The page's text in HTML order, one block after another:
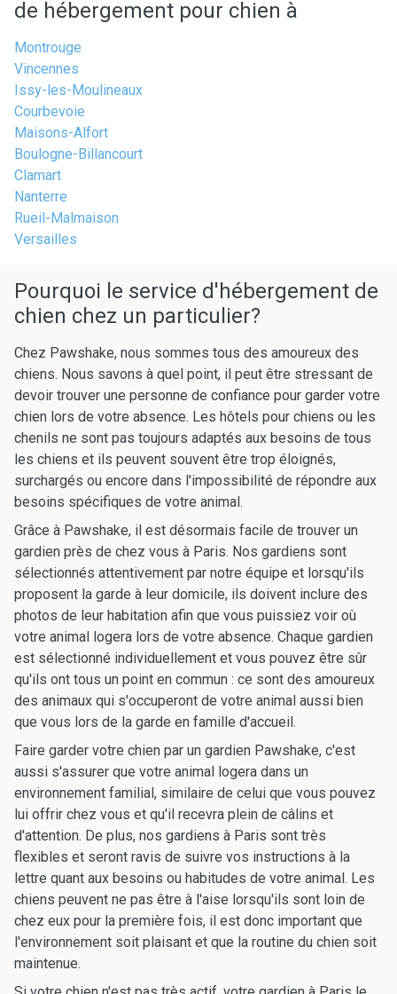
de hébergement pour chien à
Montrouge
Vincennes
Issy-les-Moulineaux
Courbevoie
Maisons-Alfort
Boulogne-Billancourt
Clamart
Nanterre
Rueil-Malmaison
Versailles
Pourquoi le service d'hébergement de
chien chez un particulier?
Chez Pawshake, nous sommes tous des amoureux des
chiens. Nous savons à quel point, il peut être stressant de
devoir trouver une personne de confiance pour garder votre
chien lors de votre absence. Les hôtels pour chiens ou les
chenils ne sont pas toujours adaptés aux besoins de tous
les chiens et ils peuvent souvent être trop éloignés,
surchargés ou encore dans l'impossibilité de répondre aux
besoins spécifiques de votre animal.
Grâce à Pawshake, il est désormais facile de trouver un
gardien près de chez vous à Paris. Nos gardiens sont
sélectionnés attentivement par notre équipe et lorsqu'ils
proposent la garde à leur domicile, ils doivent inclure des
photos de leur habitation afin que vous puissiez voir où
votre animal logera lors de votre absence. Chaque gardien
est sélectionné individuellement et vous pouvez être sûr
qu'ils ont tous un point en commun : ce sont des amoureux
des animaux qui s'occuperont de votre animal aussi bien
que vous lors de la garde en famille d'accueil.
Faire garder votre chien par un gardien Pawshake, c'est
aussi s'assurer que votre animal logera dans un
environnement familial, similaire de celui que vous pouvez
lui offrir chez vous et qu'il recevra plein de câlins et
d'attention. De plus, nos gardiens à Paris sont très
flexibles et seront ravis de suivre vos instructions à la
lettre quant aux besoins ou habitudes de votre animal. Les
chiens peuvent ne pas être à l'aise lorsqu'ils sont loin de
chez eux pour la première fois, il est donc important que
l'environnement soit plaisant et que la routine du chien soit
maintenue.